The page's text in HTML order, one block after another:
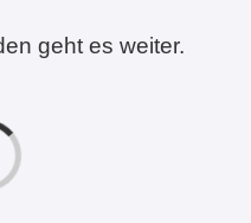
geht es weiter.